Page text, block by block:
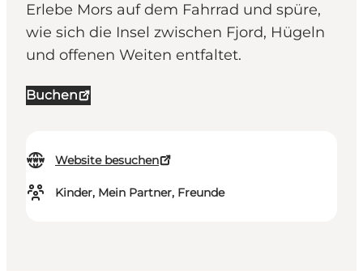
Erlebe Mors auf dem Fahrrad und spüre,
wie sich die Insel zwischen Fjord, Hügeln
und offenen Weiten entfaltet.
Buchen
Website besuchen
Kinder, Mein Partner, Freunde